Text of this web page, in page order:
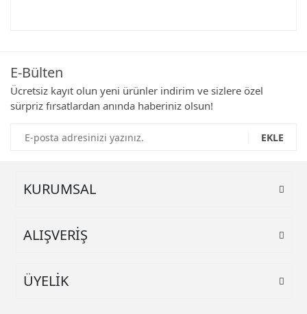
Ürün resmi kalitesiz, bozuk veya görüntülenemiyor.
Ürün açıklamasında eksik bilgiler bulunuyor.
Ürün fiyatı diğer sitelerden daha pahalı.
E-Bülten
Ücretsiz kayıt olun yeni ürünler indirim ve sizlere özel
sürpriz fırsatlardan anında haberiniz olsun!
EKLE
KURUMSAL
ALIŞVERİŞ
ÜYELİK